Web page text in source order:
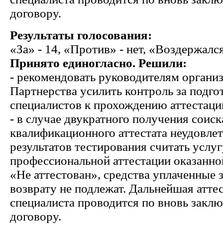
договору.
Результаты голосования:
«За» - 14, «Против» - нет,
Принято единогласно. Решили:
- рекомендовать руководителям
Партнерства усилить контроль за
специалистов к прохождению
- в случае двукратного получения
квалификационного аттестата
результатов тестирования считать
профессиональной аттестации
«Не аттестован», средства уплаченные
возврату не подлежат. Дальнейшая
специалиста проводится по вновь
договору.